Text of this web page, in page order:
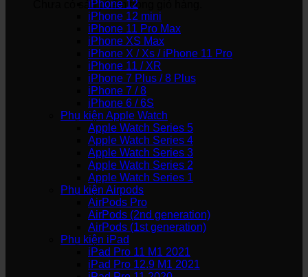
Chưa có sản phẩm trong giỏ hàng.
iPhone 12
iPhone 12 mini
iPhone 11 Pro Max
iPhone XS Max
iPhone X / Xs / iPhone 11 Pro
iPhone 11 / XR
iPhone 7 Plus / 8 Plus
iPhone 7 / 8
iPhone 6 / 6S
Phụ kiện Apple Watch
Apple Watch Series 5
Apple Watch Series 4
Apple Watch Series 3
Apple Watch Series 2
Apple Watch Series 1
Phụ kiện Airpods
AirPods Pro
AirPods (2nd generation)
AirPods (1st generation)
Phụ kiện iPad
iPad Pro 11 M1 2021
iPad Pro 12.9 M1 2021